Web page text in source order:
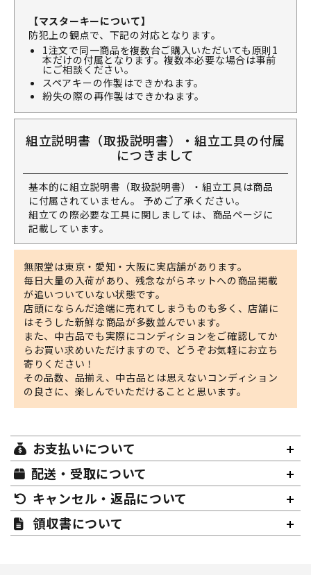
【マスターキーについて】
防犯上の観点で、下記の対応となります。
1注文で同一商品を複数台ご購入いただいても原則1
本だけの付属となります。複数本必要な場合は事前
にご相談ください。
スペアキーの作製はできかねます。
紛失の際の再作製はできかねます。
組立説明書（取扱説明書）・組立工具の付属
につきまして
基本的に組立説明書（取扱説明書）・組立工具は商品
に付属されていません。 予めご了承ください。
組立ての際必要な工具に関しましては、商品ページに
記載しています。
無限堂は東京・愛知・大阪に実店舗があります。
毎日大量の入荷があり、残念ながらネットへの商品掲載
が追いついていない状態です。
店頭にならんだ途端に売れてしまうものも多く、店舗に
はそうした新鮮な商品が多数並んでいます。
また、中古品でも実際にコンディションをご確認してか
らお買い求めいただけますので、どうぞお気軽にお立ち
寄りください！
その品数、品揃え、中古品とは思えないコンディション
の良さに、楽しんでいただけることと思います。
お支払いについて
配送・受取について
キャンセル・返品について
領収書について